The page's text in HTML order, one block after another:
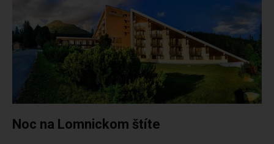
Noc na Lomnickom štíte